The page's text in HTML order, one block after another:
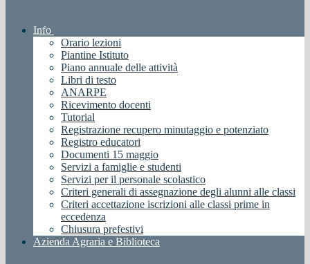
Info
Orario lezioni
Piantine Istituto
Piano annuale delle attività
Libri di testo
ANARPE
Ricevimento docenti
Tutorial
Registrazione recupero minutaggio e potenziato
Registro educatori
Documenti 15 maggio
Servizi a famiglie e studenti
Servizi per il personale scolastico
Criteri generali di assegnazione degli alunni alle classi
Criteri accettazione iscrizioni alle classi prime in
eccedenza
Chiusura prefestivi
Azienda Agraria e Biblioteca